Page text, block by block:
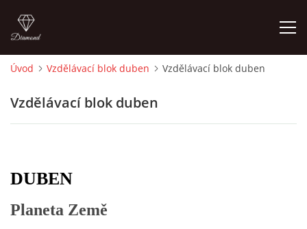
O MĚ
DĚJINY VÝTVARNÉHO UMĚNÍ
Úvod Vzdělávací blok duben Vzdělávací blok duben
Vzdělávací blok duben
DUBEN
Planeta Země